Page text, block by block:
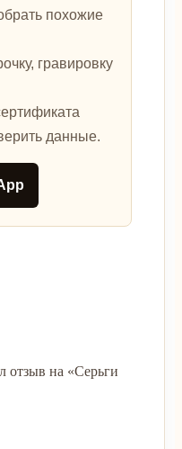
похожие
гравировку
данные.
отзыв на «Серьги